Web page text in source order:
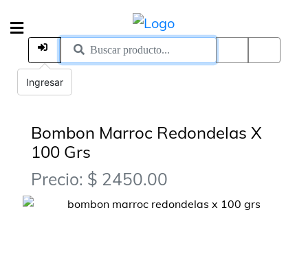
Bombon Marroc Redondelas X
100 Grs
Precio: $ 2450.00
Ingresar